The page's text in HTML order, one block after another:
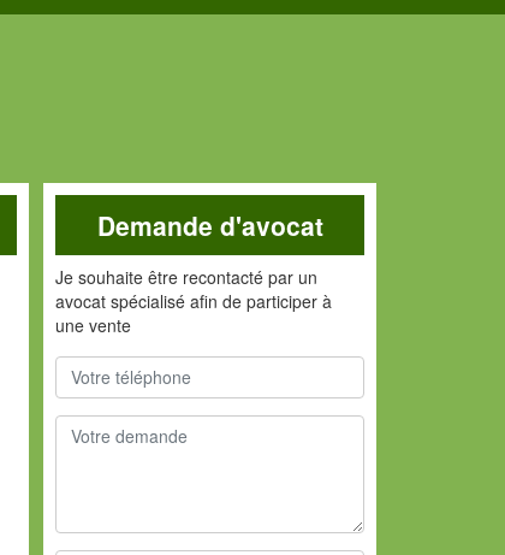
Demande d'avocat
Je souhaite être recontacté par un
avocat spécialisé afin de participer à
une vente